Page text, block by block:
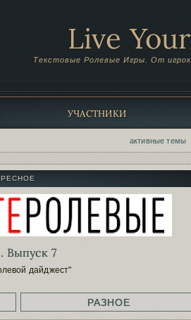
Live
Текстовые Ролевые Игры. От
УЧАСТНИКИ
активные темы
Выпуск 7
дайджест"
РАЗНОЕ